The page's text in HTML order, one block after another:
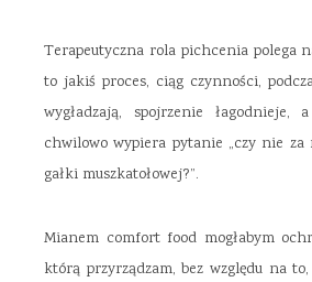
Terapeutyczna rola pichcenia polega
to jakiś proces, ciąg czynności,
wygładzają, spojrzenie łagodnieje,
chwilowo wypiera pytanie „czy nie za
gałki muszkatołowej?”.
Mianem comfort food mogłabym
którą przyrządzam, bez względu na